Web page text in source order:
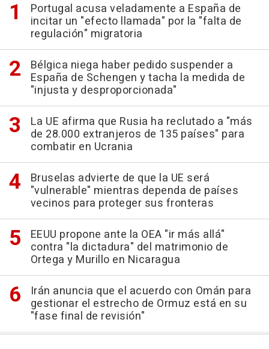
Portugal acusa veladamente a España de
incitar un "efecto llamada" por la "falta de
regulación" migratoria
Bélgica niega haber pedido suspender a
España de Schengen y tacha la medida de
"injusta y desproporcionada"
La UE afirma que Rusia ha reclutado a "más
de 28.000 extranjeros de 135 países" para
combatir en Ucrania
Bruselas advierte de que la UE será
"vulnerable" mientras dependa de países
vecinos para proteger sus fronteras
EEUU propone ante la OEA "ir más allá"
contra "la dictadura" del matrimonio de
Ortega y Murillo en Nicaragua
Irán anuncia que el acuerdo con Omán para
gestionar el estrecho de Ormuz está en su
"fase final de revisión"